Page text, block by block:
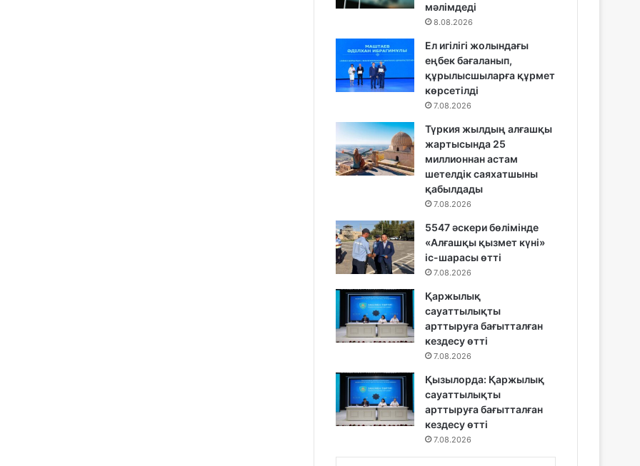
мәлімдеді
8.08.2026
Ел игілігі жолындағы
еңбек бағаланып,
құрылысшыларға құрмет
көрсетілді
7.08.2026
Түркия жылдың алғашқы
жартысында 25
миллионнан астам
шетелдік саяхатшыны
қабылдады
7.08.2026
5547 әскери бөлімінде
«Алғашқы қызмет күні»
іс-шарасы өтті
7.08.2026
Қаржылық
сауаттылықты
арттыруға бағытталған
кездесу өтті
7.08.2026
Қызылорда: Қаржылық
сауаттылықты
арттыруға бағытталған
кездесу өтті
7.08.2026